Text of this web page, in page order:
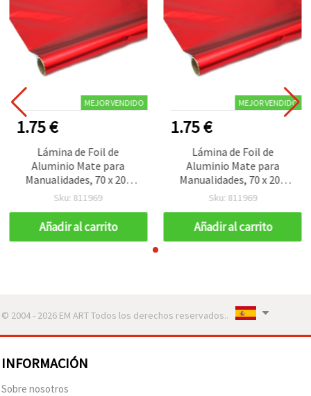
MEJOR VENDIDO
1.75 €
Lámina de Foil de
Aluminio Mate para
Manualidades, 70 x 200
cm, Rojo
Sku: 811969
Añadir al carrito
MEJOR VENDIDO
1.75 €
Lámina de Foil de
Aluminio Mate para
Manualidades, 70 x 200
cm, Rojo
Sku: 811969
Añadir al carrito
© 2004 - 2026 EM ART Todos los derechos reservados..
INFORMACIÓN
Sobre nosotros